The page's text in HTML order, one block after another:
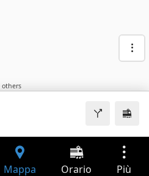
others
Mappa Orario Più